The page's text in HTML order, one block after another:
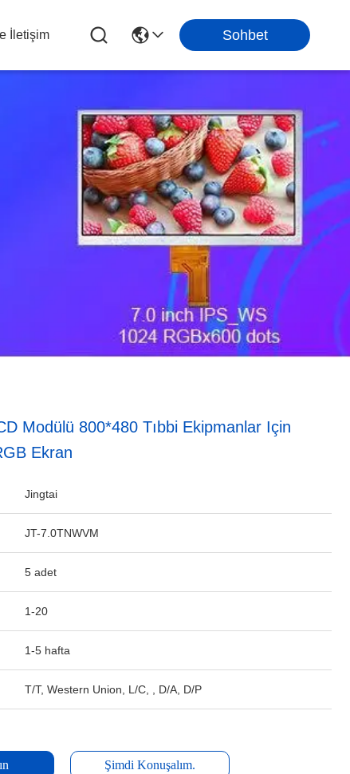
İletişim Sohbet
Modülü 800*480 Tıbbi Ekipmanlar Için
Ekran
Jingtai
JT-7.0TNWVM
5 adet
1-20
1-5 hafta
T/T, Western Union, L/C, , D/A, D/P
Şimdi Konuşalım.